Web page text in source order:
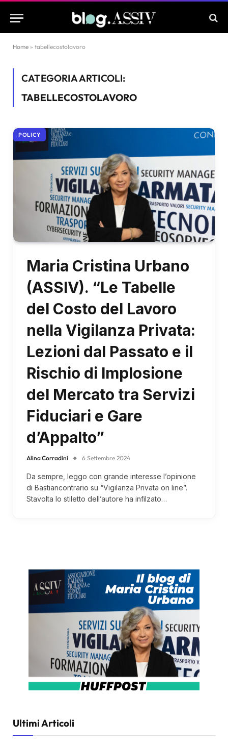
Home » tabellecostolavoro
CATEGORIA ARTICOLI:
TABELLECOSTOLAVORO
POLICY
Maria Cristina Urbano
(ASSIV). “Le Tabelle
del Costo del Lavoro
nella Vigilanza Privata:
Lezioni dal Passato e il
Rischio di Implosione
del Mercato tra Servizi
Fiduciari e Gare
d’Appalto”
Alina Corradini 6 Settembre 2024
Da sempre, leggo con grande interesse l’opinione
di Bastiancontrario su “Vigilanza Privata on line”.
Stavolta lo stiletto dell’autore ha infilzato…
Ultimi Articoli